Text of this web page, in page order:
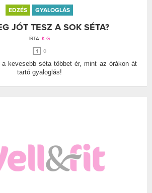
EDZÉS GYALOGLÁS
JÓT TESZ A SOK SÉTA?
ÍRTA: K G
0
kevesebb séta többet ér, mint az órákon át
tartó gyaloglás!